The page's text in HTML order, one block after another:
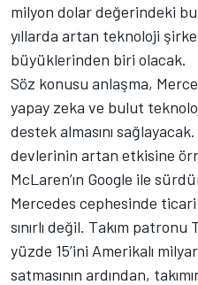
milyon dolar değerindeki bu
yıllarda artan teknoloji
büyüklerinden biri olacak.
Söz konusu anlaşma,
yapay zeka ve bulut
destek almasını
devlerinin artan etkisine
McLaren’ın Google ile
Mercedes cephesinde
sınırlı değil. Takım
yüzde 15’ini Amerikalı
satmasının ardından,